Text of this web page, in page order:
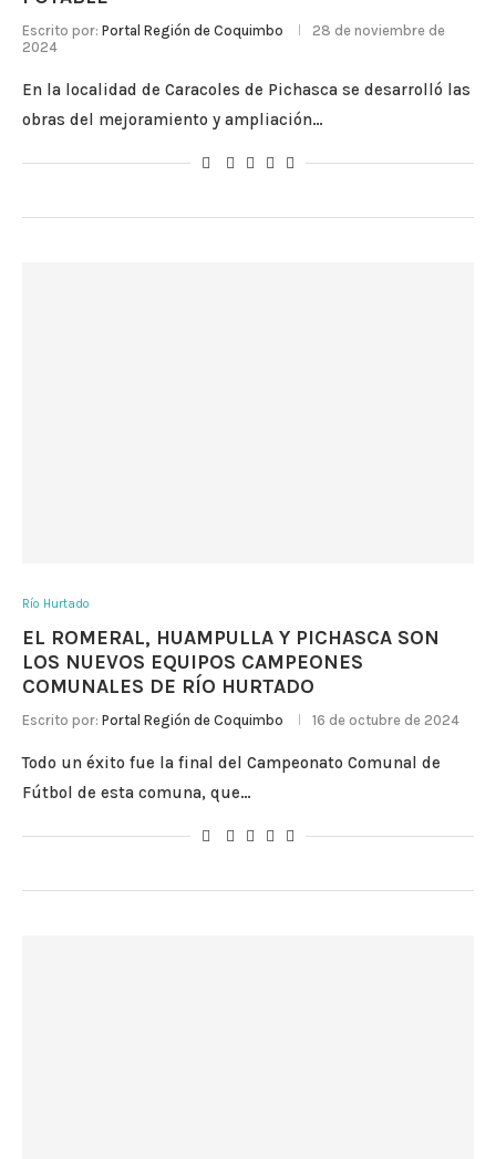
Escrito por: Portal Región de Coquimbo
28 de noviembre de
2024
En la localidad de Caracoles de Pichasca se desarrolló las
obras del mejoramiento y ampliación…
Río Hurtado
EL ROMERAL, HUAMPULLA Y PICHASCA SON
LOS NUEVOS EQUIPOS CAMPEONES
COMUNALES DE RÍO HURTADO
Escrito por: Portal Región de Coquimbo 16 de octubre de 2024
Todo un éxito fue la final del Campeonato Comunal de
Fútbol de esta comuna, que…